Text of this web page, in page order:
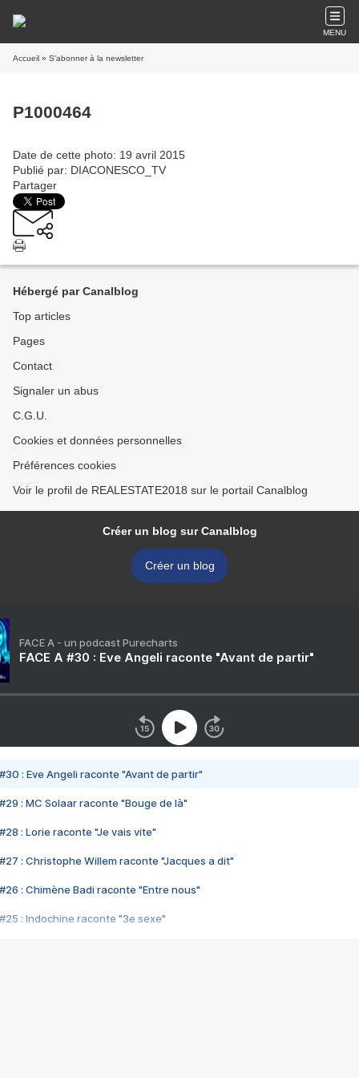
MENU
Accueil » S'abonner à la newsletter
P1000464
Date de cette photo: 19 avril 2015
Publié par: DIACONESCO_TV
Partager
Hébergé par Canalblog
Top articles
Pages
Contact
Signaler un abus
C.G.U.
Cookies et données personnelles
Préférences cookies
Voir le profil de REALESTATE2018 sur le portail Canalblog
Créer un blog sur Canalblog
Créer un blog
FACE A - un podcast Purecharts
FACE A #30 : Eve Angeli raconte "Avant de partir"
#30 : Eve Angeli raconte "Avant de partir"
#29 : MC Solaar raconte "Bouge de là"
#28 : Lorie raconte "Je vais vite"
#27 : Christophe Willem raconte "Jacques a dit"
#26 : Chimène Badi raconte "Entre nous"
#25 : Indochine raconte "3e sexe"